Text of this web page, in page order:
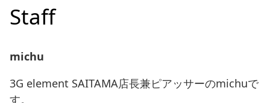
Staff
michu
3G element SAITAMA店長兼ピアッサーのmichuで
す。